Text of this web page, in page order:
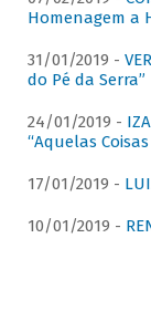
Homenagem a
31/01/2019 -
do Pé da Serra”
24/01/2019 -
“Aquelas Coisas
17/01/2019 -
10/01/2019 -